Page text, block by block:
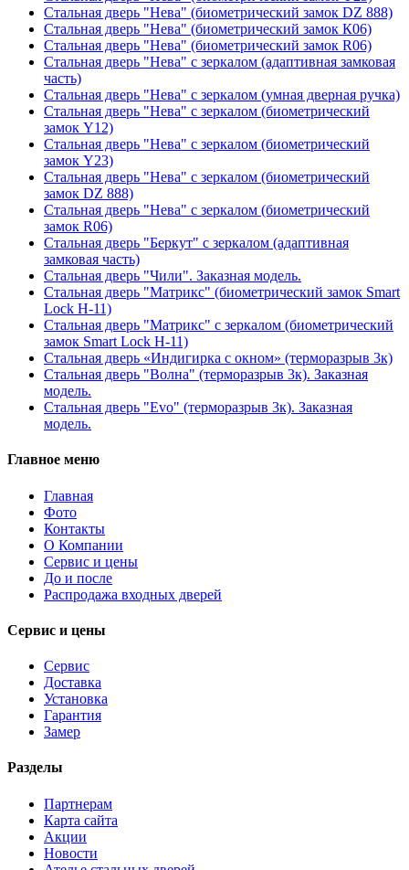
Стальная дверь "Нева" (биометрический замок DZ 888)
Стальная дверь "Нева" (биометрический замок К06)
Стальная дверь "Нева" (биометрический замок R06)
Стальная дверь "Нева" с зеркалом (адаптивная замковая
часть)
Стальная дверь "Нева" с зеркалом (умная дверная ручка)
Стальная дверь "Нева" с зеркалом (биометрический
замок Y12)
Стальная дверь "Нева" с зеркалом (биометрический
замок Y23)
Стальная дверь "Нева" с зеркалом (биометрический
замок DZ 888)
Стальная дверь "Нева" с зеркалом (биометрический
замок R06)
Стальная дверь "Беркут" с зеркалом (адаптивная
замковая часть)
Стальная дверь "Чили". Заказная модель.
Стальная дверь "Матрикс" (биометрический замок Smart
Lock H-11)
Стальная дверь "Матрикс" с зеркалом (биометрический
замок Smart Lock H-11)
Стальная дверь «Индигирка с окном» (терморазрыв 3к)
Стальная дверь "Волна" (терморазрыв 3к). Заказная
модель.
Стальная дверь "Evo" (терморазрыв 3к). Заказная
модель.
Главное меню
Главная
Фото
Контакты
О Компании
Сервис и цены
До и после
Распродажа входных дверей
Сервис и цены
Сервис
Доставка
Установка
Гарантия
Замер
Разделы
Партнерам
Карта сайта
Акции
Новости